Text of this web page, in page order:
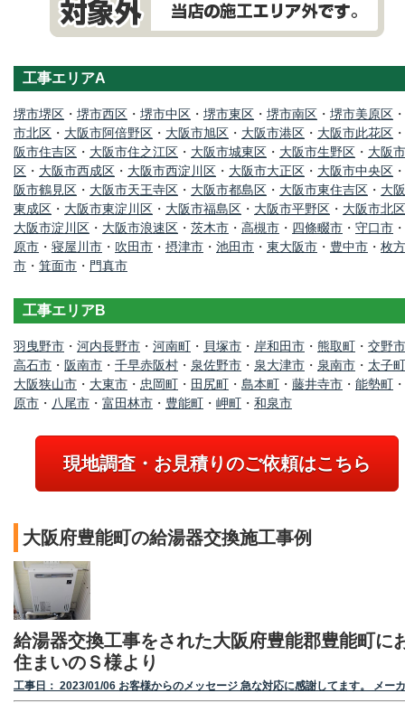
工事エリアA
堺市堺区 ・ 堺市西区 ・ 堺市中区 ・ 堺市東区 ・ 堺市南区 ・ 堺市美原区 ・
市北区 ・ 大阪市阿倍野区 ・ 大阪市旭区 ・ 大阪市港区 ・ 大阪市此花区 ・
阪市住吉区 ・ 大阪市住之江区 ・ 大阪市城東区 ・ 大阪市生野区 ・ 大阪
区 ・ 大阪市西成区 ・ 大阪市西淀川区 ・ 大阪市大正区 ・ 大阪市中央区 ・
阪市鶴見区 ・ 大阪市天王寺区 ・ 大阪市都島区 ・ 大阪市東住吉区 ・ 大
東成区 ・ 大阪市東淀川区 ・ 大阪市福島区 ・ 大阪市平野区 ・ 大阪市北区
大阪市淀川区 ・ 大阪市浪速区 ・ 茨木市 ・ 高槻市 ・ 四條畷市 ・ 守口市 ・
原市 ・ 寝屋川市 ・ 吹田市 ・ 摂津市 ・ 池田市 ・ 東大阪市 ・ 豊中市 ・ 枚方
市 ・ 箕面市 ・ 門真市
工事エリアB
羽曳野市 ・ 河内長野市 ・ 河南町 ・ 貝塚市 ・ 岸和田市 ・ 熊取町 ・ 交野市
高石市 ・ 阪南市 ・ 千早赤阪村 ・ 泉佐野市 ・ 泉大津市 ・ 泉南市 ・ 太子町
大阪狭山市 ・ 大東市 ・ 忠岡町 ・ 田尻町 ・ 島本町 ・ 藤井寺市 ・ 能勢町 ・
原市 ・ 八尾市 ・ 富田林市 ・ 豊能町 ・ 岬町 ・ 和泉市
現地調査・お見積りのご依頼はこちら
大阪府豊能町の給湯器交換施工事例
給湯器交換工事をされた大阪府豊能郡豊能町に
住まいのＳ様より
工事日： 2023/01/06 お客様からのメッセージ 急な対応に感謝してます。 メー